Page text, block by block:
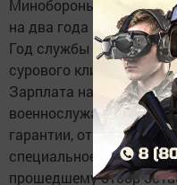
Минобороны России
на два года могут как
Год службы на
сурового климата
Зарплата начинается
военнослужащих
гарантии, отпуск.
специальное
прошедшему отбор